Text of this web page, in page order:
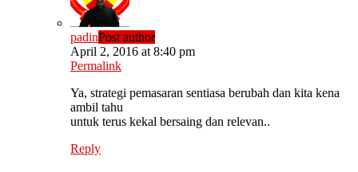
padinPost author
April 2, 2016 at 8:40 pm
Permalink
Ya, strategi pemasaran sentiasa berubah dan kita kena
ambil tahu
untuk terus kekal bersaing dan relevan..
Reply